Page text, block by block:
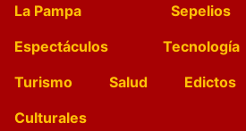
La Pampa Sepelios
Espectáculos
Tecnología
Turismo
Salud Edictos
Culturales